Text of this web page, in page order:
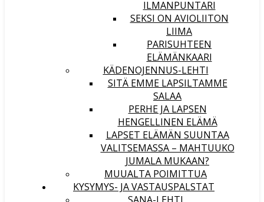
ILMANPUNTARI
SEKSI ON AVIOLIITON
LIIMA
PARISUHTEEN
ELÄMÄNKAARI
KÄDENOJENNUS-LEHTI
SITÄ EMME LAPSILTAMME
SALAA
PERHE JA LAPSEN
HENGELLINEN ELÄMÄ
LAPSET ELÄMÄN SUUNTAA
VALITSEMASSA – MAHTUUKO
JUMALA MUKAAN?
MUUALTA POIMITTUA
KYSYMYS- JA VASTAUSPALSTAT